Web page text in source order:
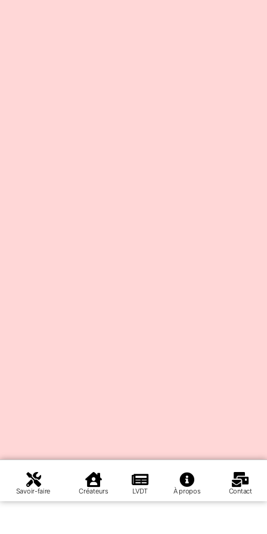
Savoir-faire Créateurs LVDT À propos Contact